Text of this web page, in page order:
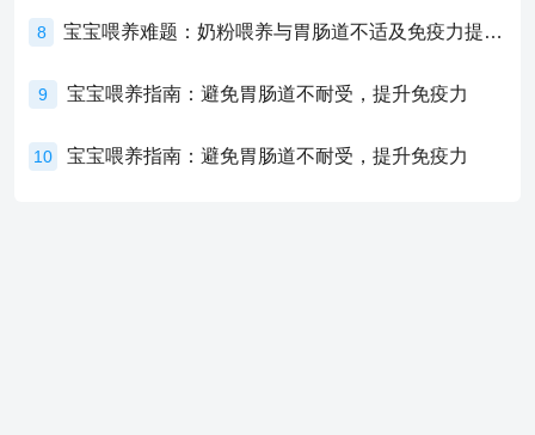
8 宝宝喂养难题：奶粉喂养与胃肠道不适及免疫力提升的奥秘
9 宝宝喂养指南：避免胃肠道不耐受，提升免疫力
10 宝宝喂养指南：避免胃肠道不耐受，提升免疫力